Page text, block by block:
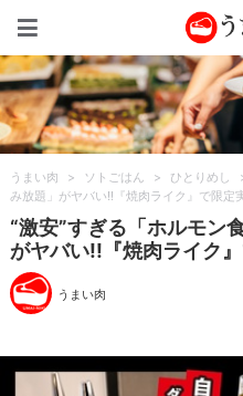
うまい肉 > ソトごはん > ひとりめし
み放題」がヤバい!!『焼肉ライク』で限定
“激安”すぎる「ホルモン
がヤバい!!『焼肉ライク
うまい肉